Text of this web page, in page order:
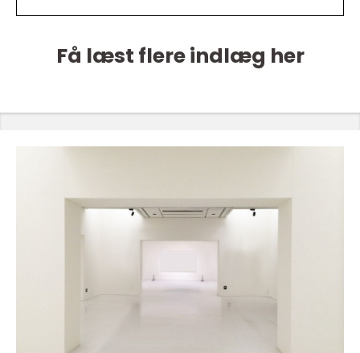
Få læst flere indlæg her